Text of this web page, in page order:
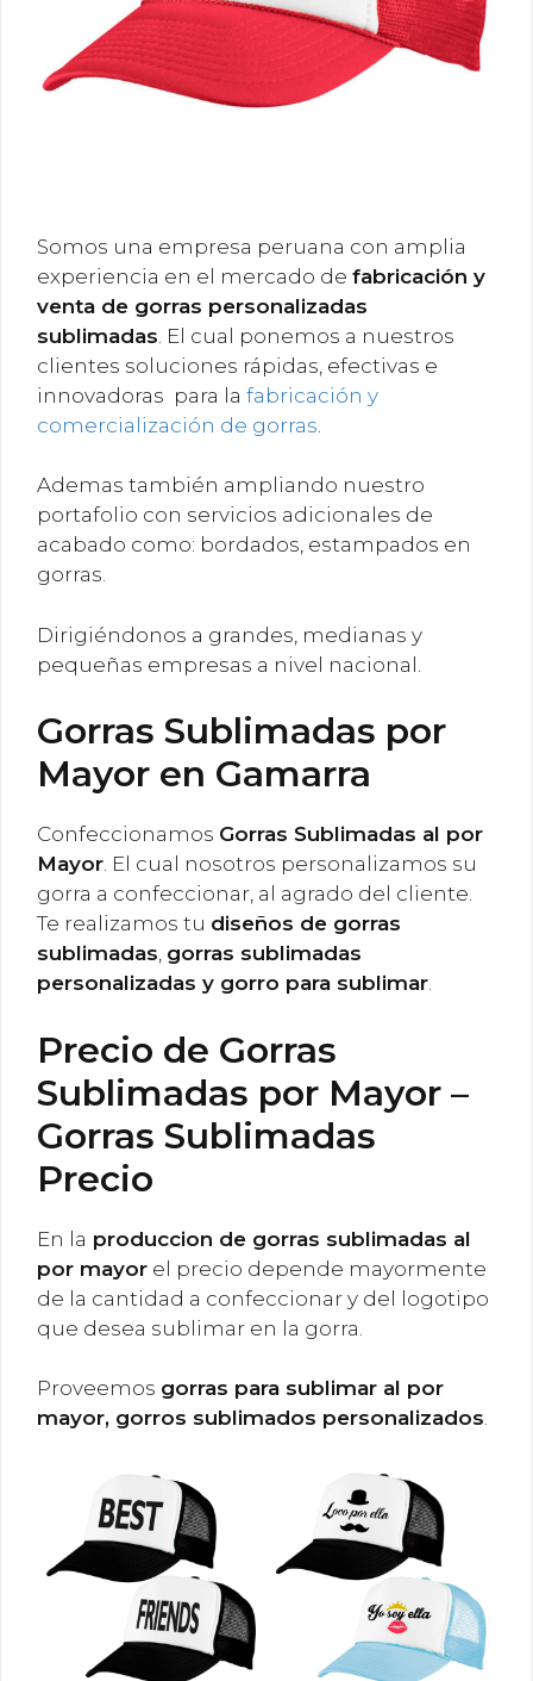
Somos una empresa peruana con amplia
experiencia en el mercado de fabricación y
venta de gorras personalizadas
sublimadas . El cual ponemos a nuestros
clientes soluciones rápidas, efectivas e
innovadoras para la fabricación y
comercialización de gorras
Ademas también ampliando nuestro
portafolio con servicios adicionales de
acabado como: bordados, estampados en
gorras.
Dirigiéndonos a grandes, medianas y
pequeñas empresas a nivel nacional.
Gorras Sublimadas por
Mayor en Gamarra
Confeccionamos Gorras Sublimadas al por
Mayor. El cual nosotros personalizamos su
gorra a confeccionar, al agrado del cliente.
Te realizamos tu diseños de gorras
sublimadas, gorras sublimadas
personalizadas y gorro para sublimar.
Precio de Gorras
Sublimadas por Mayor –
Gorras Sublimadas
Precio
En la produccion de gorras sublimadas al
por mayor el precio depende mayormente
de la cantidad a confeccionar y del logotipo
que desea sublimar en la gorra.
Proveemos gorras para sublimar al por
mayor, gorros sublimados personalizados.